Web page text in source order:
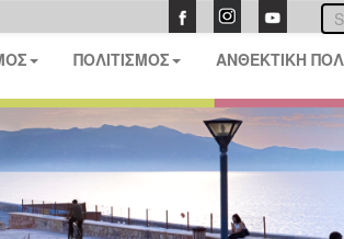
ΠΟΛΙΤΙΣΜΟΣ ΑΝΘΕΚΤΙΚΗ